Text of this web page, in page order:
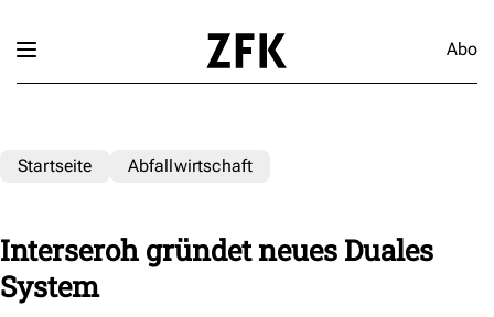
Abo
Startseite Abfallwirtschaft
Interseroh gründet neues Duales
System